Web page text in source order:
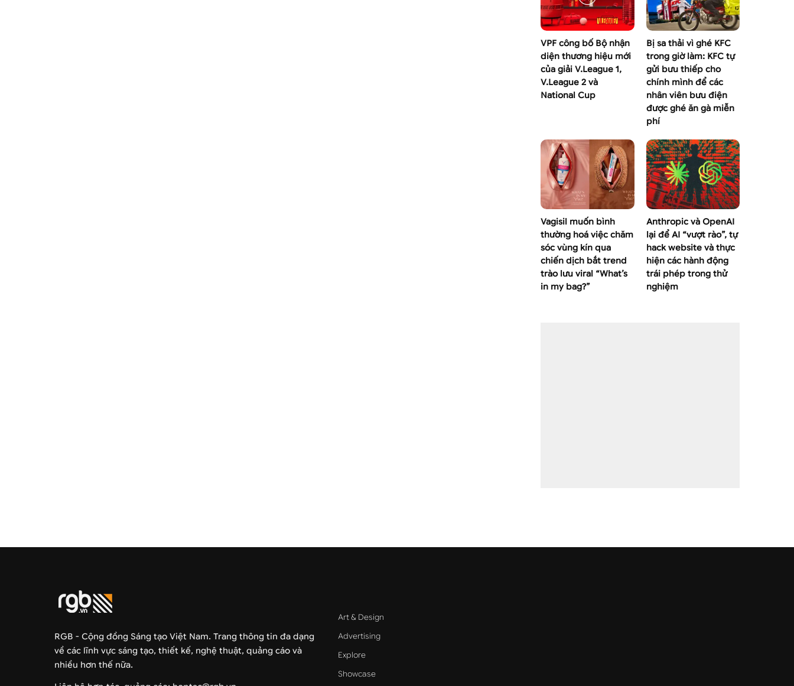
VPF công bố Bộ nhận
diện thương hiệu mới
của giải V.League 1,
V.League 2 và
National Cup
Bị sa thải vì ghé KFC
trong giờ làm: KFC tự
gửi bưu thiếp cho
chính mình để các
nhân viên bưu điện
được ghé ăn gà miễn
phí
Vagisil muốn bình
thường hoá việc chăm
sóc vùng kín qua
chiến dịch bắt trend
trào lưu viral “What’s
in my bag?”
Anthropic và OpenAI
lại để AI “vượt rào”, tự
hack website và thực
hiện các hành động
trái phép trong thử
nghiệm
RGB - Cộng đồng Sáng tạo Việt Nam. Trang thông tin đa dạng
về các lĩnh vực sáng tạo, thiết kế, nghệ thuật, quảng cáo và
nhiều hơn thế nữa.
Art & Design
Advertising
Explore
Showcase